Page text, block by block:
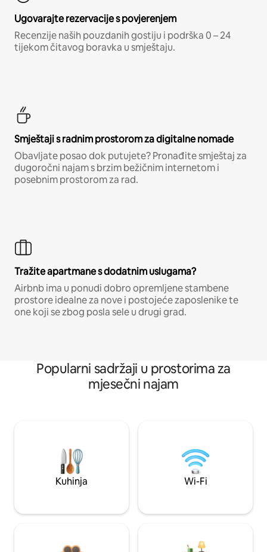
Ugovarajte rezervacije s povjerenjem
Recenzije naših pouzdanih gostiju i podrška 0 – 24
tijekom čitavog boravka u smještaju.
Smještaji s radnim prostorom za digitalne nomade
Obavljate posao dok putujete? Pronađite smještaj za
dugoročni najam s brzim bežičnim internetom i
posebnim prostorom za rad.
Tražite apartmane s dodatnim uslugama?
Airbnb ima u ponudi dobro opremljene stambene
prostore idealne za nove i postojeće zaposlenike te
one koji se zbog posla sele u drugi grad.
Popularni sadržaji u prostorima za
mjesečni najam
Kuhinja Wi-Fi